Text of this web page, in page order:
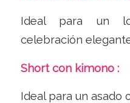
Ideal para un
celebración
Short con kimono :
Ideal para un asado